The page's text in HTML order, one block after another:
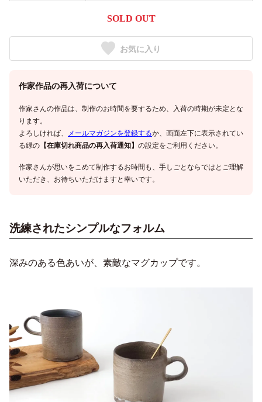
SOLD OUT
お気に入り
作家作品の再入荷について
作家さんの作品は、制作のお時間を要するため、入荷の時期が未定とな
ります。
よろしければ、
メールマガジンを登録するか、画面左下に表示されてい
る緑の 【在庫切れ商品の再入荷通知】 の設定をご利用ください。
作家さんが思いをこめて制作するお時間も、手しごとならではとご理解
いただき、お待ちいただけますと幸いです。
洗練されたシンプルなフォルム
深みのある色あいが、素敵なマグカップです。